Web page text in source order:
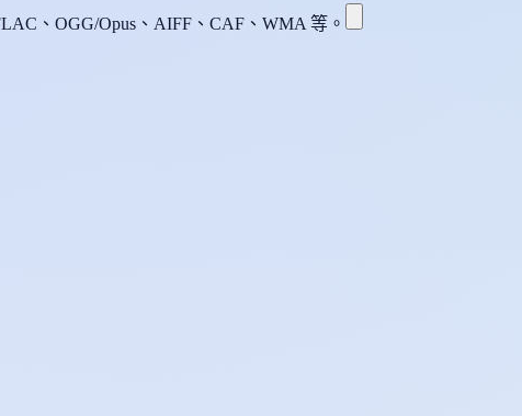
、OGG/Opus、AIFF、CAF、WMA 等。